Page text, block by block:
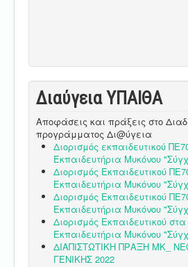
Διαύγεια ΥΠΑΙΘA
Αποφάσεις και πράξεις στο
προγράμματος Δι@ύγεια
Διορισμός εκπαιδευτικού
Εκπαιδευτήρια Μυκόνου
Διορισμός Εκπαιδευτικού
Εκπαιδευτήρια Μυκόνου
Διορισμός Εκπαιδευτικού
Εκπαιδευτήρια Μυκόνου
Διορισμός Εκπαιδευτικού στα
Εκπαιδευτήρια Μυκόνου
ΔΙΑΠΙΣΤΩΤΙΚΗ ΠΡΑΞΗ ΜΚ_
ΓΕΝΙΚΗΣ 2022